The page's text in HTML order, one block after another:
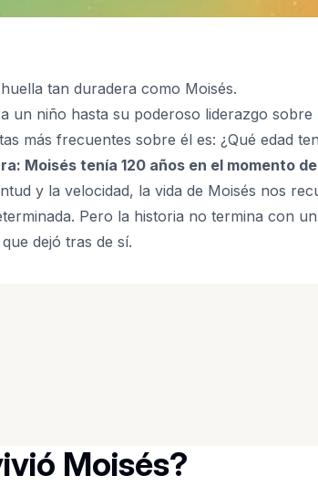
tan duradera como Moisés.
un niño hasta su poderoso liderazgo sobre
más frecuentes sobre él es: ¿Qué edad
Moisés tenía 120 años en el momento
y la velocidad, la vida de Moisés nos
Pero la historia no termina con
dejó tras de sí.
Moisés?